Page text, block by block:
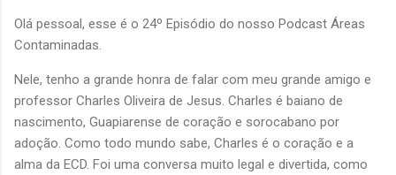
Olá pessoal, esse é o 24º Episódio do nosso Podcast Áreas
Contaminadas.
Nele, tenho a grande honra de falar com meu grande amigo e
professor Charles Oliveira de Jesus. Charles é baiano de
nascimento, Guapiarense de coração e sorocabano por
adoção. Como todo mundo sabe, Charles é o coração e a
alma da ECD. Foi uma conversa muito legal e divertida, como